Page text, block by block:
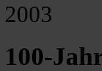
2003
100-